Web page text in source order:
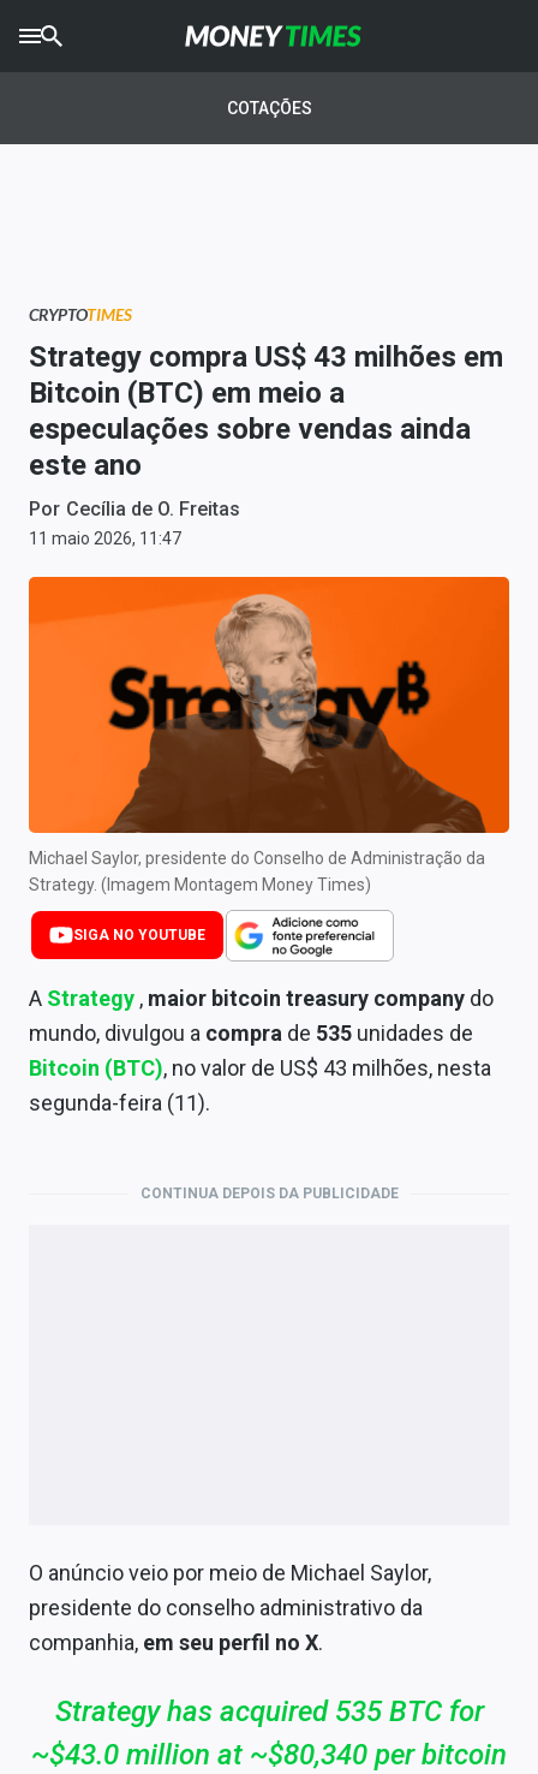
AGROTIMES
Newsletters
Money Trader
Anuncie
Últimas Notícias
Comprar ou vender?
Carteiras Recomendadas
Central de Dividendos
Central de Fundos Imobiliários
Central dos IPOs
Renda Fixa
Mercados
Conteúdo de Marca
Contato
COTAÇÕES
CRYPTOTIMES
Strategy compra US$ 43 milhões em
Bitcoin (BTC) em meio a
especulações sobre vendas ainda
este ano
Por Cecília de O. Freitas
11 maio 2026, 11:47
Michael Saylor, presidente do Conselho de Administração da
Strategy. (Imagem Montagem Money Times)
SIGA NO YOUTUBE
A Strategy , maior bitcoin treasury company do
mundo, divulgou a compra de 535 unidades de
Bitcoin (BTC), no valor de US$ 43 milhões, nesta
segunda-feira (11).
CONTINUA DEPOIS DA PUBLICIDADE
O anúncio veio por meio de Michael Saylor,
presidente do conselho administrativo da
companhia, em seu perfil no X.
Strategy has acquired 535 BTC for
~$43.0 million at ~$80,340 per bitcoin